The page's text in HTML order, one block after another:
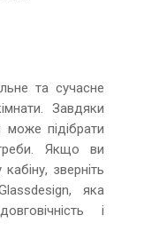
та сучасне
Завдяки
підібрати
Якщо ви
зверніть
яка
і